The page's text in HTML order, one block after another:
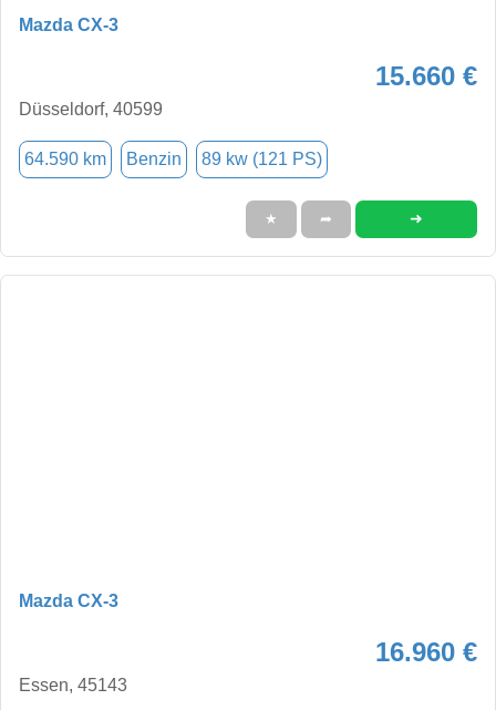
Mazda CX-3
15.660 €
Düsseldorf, 40599
64.590 km Benzin 89 kw (121 PS)
★ ➦ ➜
Mazda CX-3
16.960 €
Essen, 45143